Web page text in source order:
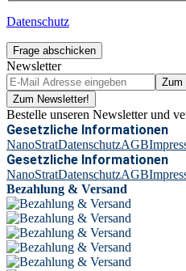
Datenschutz
Frage abschicken
Newsletter
Zum
Zum Newsletter!
Bestelle unseren Newsletter und
Gesetzliche Informationen
NanoStratDatenschutzAGB
Gesetzliche Informationen
NanoStratDatenschutzAGB
Bezahlung & Versand